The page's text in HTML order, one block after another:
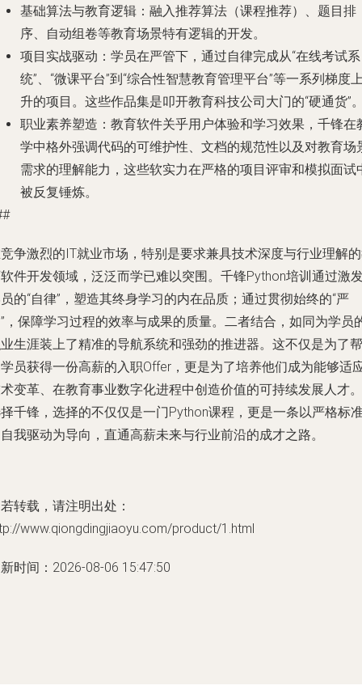
基础算法与教育逻辑 ：融入推荐算法（课程推荐）、题目排
序、自动组卷等教育场景特有逻辑的开发。
项目实战驱动 ：学员在严管下，通过自律完成从“在线考试系
统”、“微课平台”到“综合性智慧教育管理平台”等一系列梯度
升的项目。这些作品集是叩开教育科技公司大门的“硬通货”
职业素养塑造 ：教育软件关乎用户体验和学习效果，千锋在
学中格外强调代码的可维护性、文档的规范性以及对教育场
需求的理解能力，这些软实力在严格的项目评审和模拟面试
被反复锤炼。
争激烈的IT就业市场，特别是要求兼具技术深度与行业理解
件开发领域，泛泛而学已难以突围。千锋Python培训通过激
的“自律”，塑造其终身学习的内在品质；通过贯彻始终的“严
，保障学习过程的效率与成果的质量。二者结合，如同为学员
生涯装上了精准的导航系统和强劲的推进器。这不仅是为了帮
员获得一份高薪的入职Offer，更是为了培养他们成为能够适
变革、在教育事业数字化进程中创造价值的可持续发展人才。
千锋，选择的不仅仅是一门Python课程，更是一条以严格标
我驱动为导向，直通高薪未来与行业前沿的成才之路。
转载，请注明出处：
www.qiongdingjiaoyu.com/product/1.html
时间：2026-08-06 15:47:50